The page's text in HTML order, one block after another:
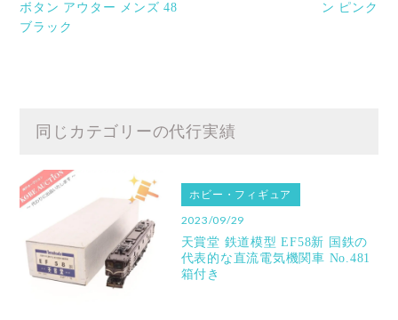
ボタン アウター メンズ 48
ブラック
ン ピンク
同じカテゴリーの代行実績
ホビー・フィギュア
2023/09/29
天賞堂 鉄道模型 EF58新 国鉄の
代表的な直流電気機関車 No.481
箱付き